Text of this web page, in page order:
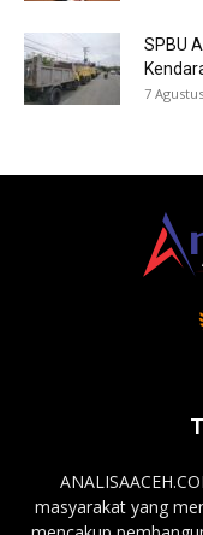
SPBU
7
masyarakat yang